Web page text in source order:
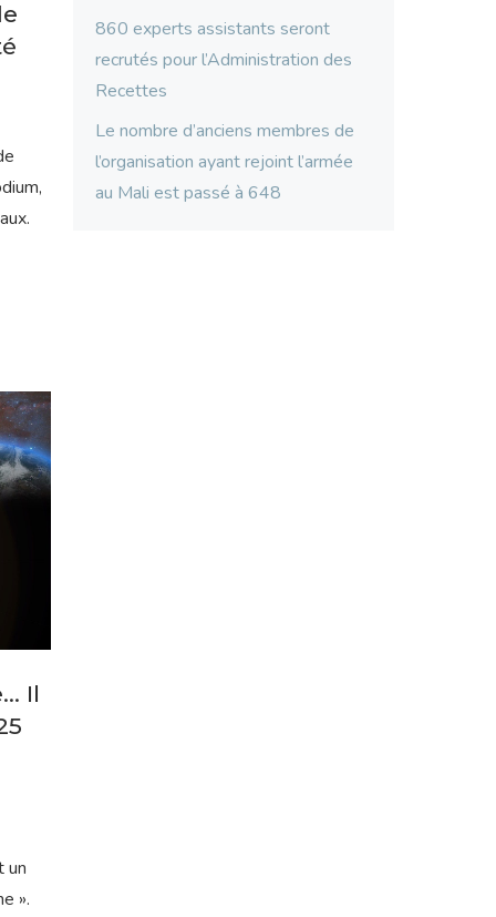
Il
un
».
860 experts assistants seront
recrutés pour l’Administration des
Recettes
Le nombre d’anciens membres de
l’organisation ayant rejoint l’armée
au Mali est passé à 648